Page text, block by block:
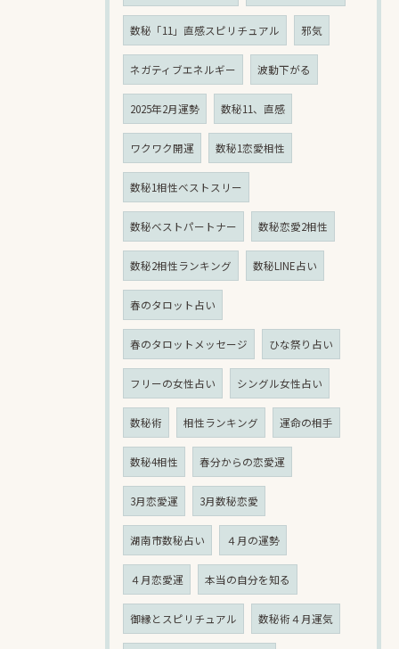
数秘「11」直感スピリチュアル 邪気
ネガティブエネルギー 波動下がる
2025年2月運勢 数秘11、直感
ワクワク開運 数秘1恋愛相性
数秘1相性ベストスリー
数秘ベストパートナー 数秘恋愛2相性
数秘2相性ランキング 数秘LINE占い
春のタロット占い
春のタロットメッセージ ひな祭り占い
フリーの女性占い シングル女性占い
数秘術 相性ランキング 運命の相手
数秘4相性 春分からの恋愛運
3月恋愛運 3月数秘恋愛
湖南市数秘占い ４月の運勢
４月恋愛運 本当の自分を知る
御縁とスピリチュアル 数秘術４月運気